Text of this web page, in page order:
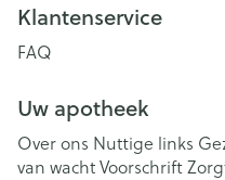
Klantenservice
FAQ
Uw apotheek
Over ons Nuttige links
van wachtVoorschrift